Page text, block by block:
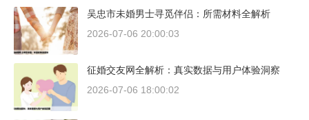
吴忠市未婚男士寻觅伴侣：所需材料全解析
2026-07-06 20:00:03
征婚交友网全解析：真实数据与用户体验洞察
2026-07-06 18:00:02